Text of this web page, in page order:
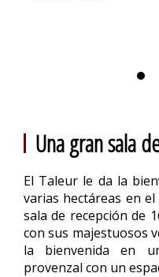
Una gran sala
El Taleur le da la
varias hectáreas en
sala de recepción de
con sus majestuosos
la bienvenida en
provenzal con un